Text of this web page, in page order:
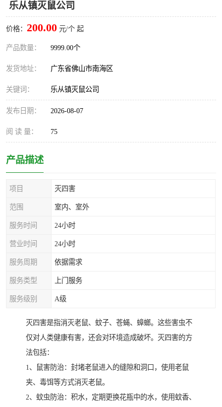
乐从镇灭鼠公司
价格： 200.00 元/个 起
产品数量： 9999.00个
发货地址： 广东省佛山市南海区
关键词： 乐从镇灭鼠公司
发布日期： 2026-08-07
阅 读 量： 75
产品描述
项目 灭四害
范围 室内、室外
服务时间 24小时
营业时间 24小时
服务周期 依据需求
服务类型 上门服务
服务级别 A级
灭四害是指消灭老鼠、蚊子、苍蝇、蟑螂。这些害虫不
仅对人类健康有害，还会对环境造成破坏。灭四害的方
法包括：
1、鼠害防治：封堵老鼠进入的缝隙和洞口，使用老鼠
夹、毒饵等方式消灭老鼠。
2、蚊虫防治：积水，定期更换花瓶中的水，使用蚊香、
病媒生物防治